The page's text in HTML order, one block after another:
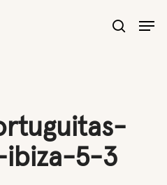
search
ibiza-5-3